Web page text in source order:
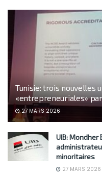
Tunisie: trois nouvelles
«entrepreneuriales» par
27 MARS 2026
UIB: Mondher
minoritaires
27 MARS 2026